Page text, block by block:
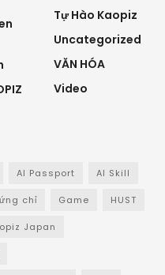
Tự Hào Kaopiz
Uncategorized
VĂN HÓA
Video
AI Passport AI Skill
chỉ Game HUST
Japan